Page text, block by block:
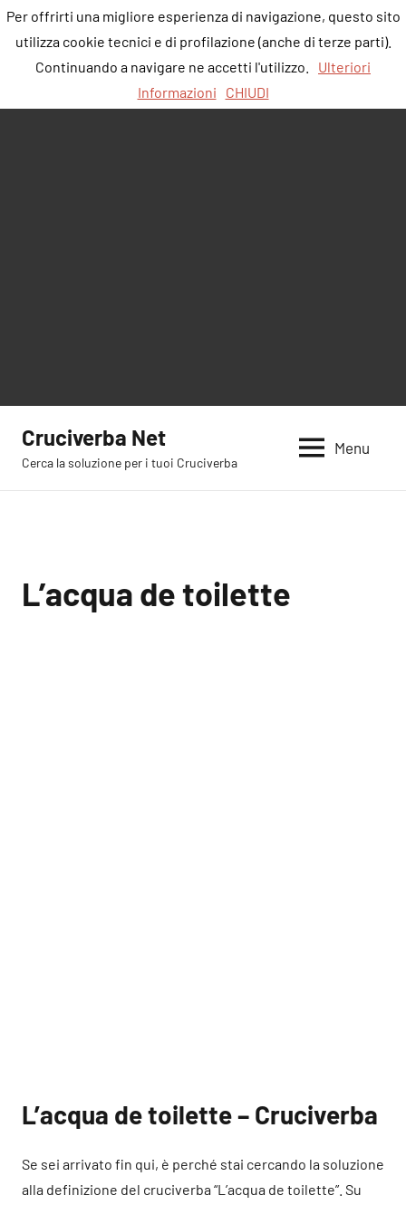
contenuto
Cruciverba Net
Cerca la soluzione per i tuoi Cruciverba
Menu
L’acqua de toilette
L’acqua de toilette – Cruciverba
Se sei arrivato fin qui, è perché stai cercando la soluzione
alla definizione del cruciverba “L’acqua de toilette”. Su
Per offrirti una migliore esperienza di navigazione, questo sito
utilizza cookie tecnici e di profilazione (anche di terze parti).
Continuando a navigare ne accetti l'utilizzo.
Ulteriori
Informazioni
CHIUDI